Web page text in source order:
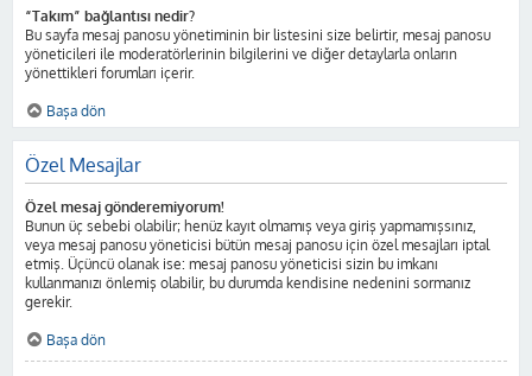
“Takım” bağlantısı nedir?
Bu sayfa mesaj panosu yönetiminin bir listesini size belirtir, mesaj panosu
yöneticileri ile moderatörlerinin bilgilerini ve diğer detaylarla onların
yönettikleri forumları içerir.
Başa dön
Özel Mesajlar
Özel mesaj gönderemiyorum!
Bunun üç sebebi olabilir; henüz kayıt olmamış veya giriş yapmamışsınız,
veya mesaj panosu yöneticisi bütün mesaj panosu için özel mesajları iptal
etmiş. Üçüncü olanak ise: mesaj panosu yöneticisi sizin bu imkanı
kullanmanızı önlemiş olabilir, bu durumda kendisine nedenini sormanız
gerekir.
Başa dön